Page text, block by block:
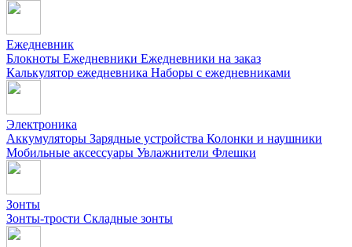
Ежедневник
Блокноты Ежедневники Ежедневники на заказ
Калькулятор ежедневника Наборы с ежедневниками
Электроника
Аккумуляторы Зарядные устройства Колонки и наушники
Мобильные аксессуары Увлажнители Флешки
Зонты
Зонты-трости Складные зонты